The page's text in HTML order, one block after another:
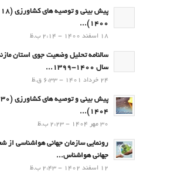
1400)...
18 اسفند 1400 - 2:14 ب.ظ
سالنامه تحلیل وضعیت جوی استان
سال 1400-1399...
24 خرداد 1401 - 6:33 ق.ظ
۱۴۰۴)...
30 مهر 1404 - 2:23 ب.ظ
رونمایی سازمان جهانی هواشناسی از
جهانی هواشناس...
12 اسفند 1402 - 2:43 ب.ظ